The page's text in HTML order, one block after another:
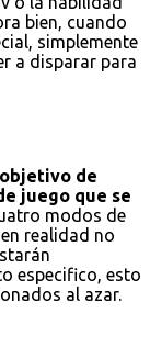
bien, cuando
simplemente
a disparar para
de
juego que se
modos de
realidad no
especifico, esto
al azar.